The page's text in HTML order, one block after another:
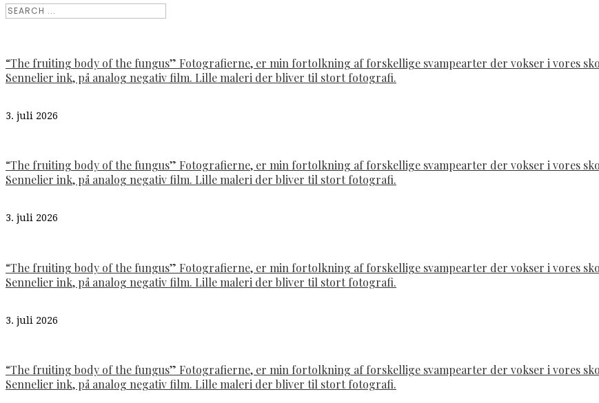
“The fruiting body of the fungus” Fotografierne, er min fortolkning af forskellige svampearter der vokser i vores
Sennelier ink, på analog negativ film. Lille maleri der bliver til stort fotografi.
3. juli 2026
“The fruiting body of the fungus” Fotografierne, er min fortolkning af forskellige svampearter der vokser i vores
Sennelier ink, på analog negativ film. Lille maleri der bliver til stort fotografi.
3. juli 2026
“The fruiting body of the fungus” Fotografierne, er min fortolkning af forskellige svampearter der vokser i vores
Sennelier ink, på analog negativ film. Lille maleri der bliver til stort fotografi.
3. juli 2026
“The fruiting body of the fungus” Fotografierne, er min fortolkning af forskellige svampearter der vokser i vores
Sennelier ink, på analog negativ film. Lille maleri der bliver til stort fotografi.